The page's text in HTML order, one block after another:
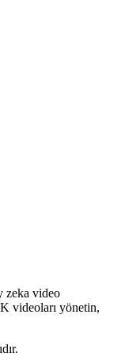
zeka video
videoları yönetin,